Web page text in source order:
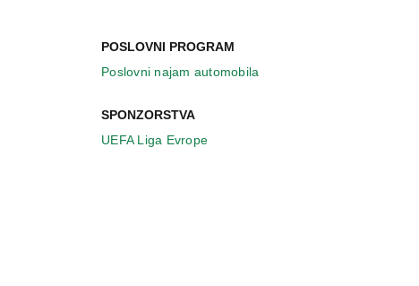
POSLOVNI PROGRAM
Poslovni najam automobila
SPONZORSTVA
UEFA Liga Evrope